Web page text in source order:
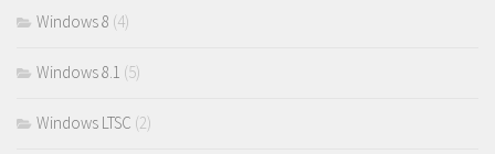
Windows 8 (4)
Windows 8.1 (5)
Windows LTSC (2)